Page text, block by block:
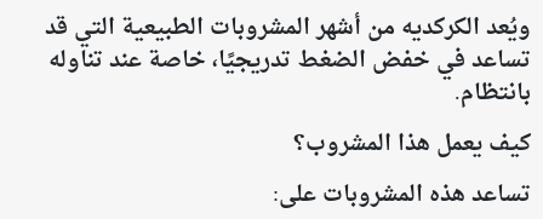
ويُعد الكركديه من أشهر المشروبات الطبيعية التي قد
تساعد في خفض الضغط تدريجيًا، خاصة عند تناوله
بانتظام.
كيف يعمل هذا المشروب؟
تساعد هذه المشروبات على: